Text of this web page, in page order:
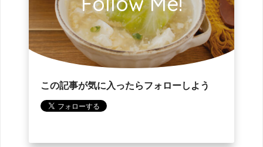
この記事が気に入ったらフォローしよう